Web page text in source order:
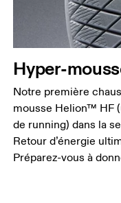
Hyper-
Notre première
mousse Helion™ HF
de running) dans la
Retour d’énergie
Préparez-vous à